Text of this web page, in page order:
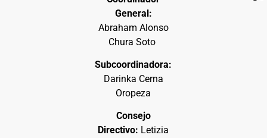
General:
Abraham Alonso
Chura Soto
Subcoordinadora:
Darinka Cerna
Oropeza
Consejo
Directivo: Letizia